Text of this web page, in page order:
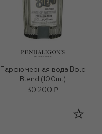
Парфюмерная вода Bold
Blend (100ml)
30 200 ₽